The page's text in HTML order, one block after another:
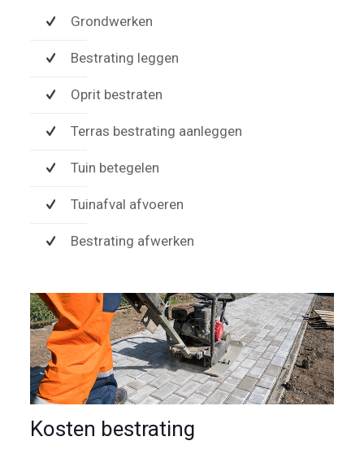
Grondwerken
Bestrating leggen
Oprit bestraten
Terras bestrating aanleggen
Tuin betegelen
Tuinafval afvoeren
Bestrating afwerken
Kosten bestrating